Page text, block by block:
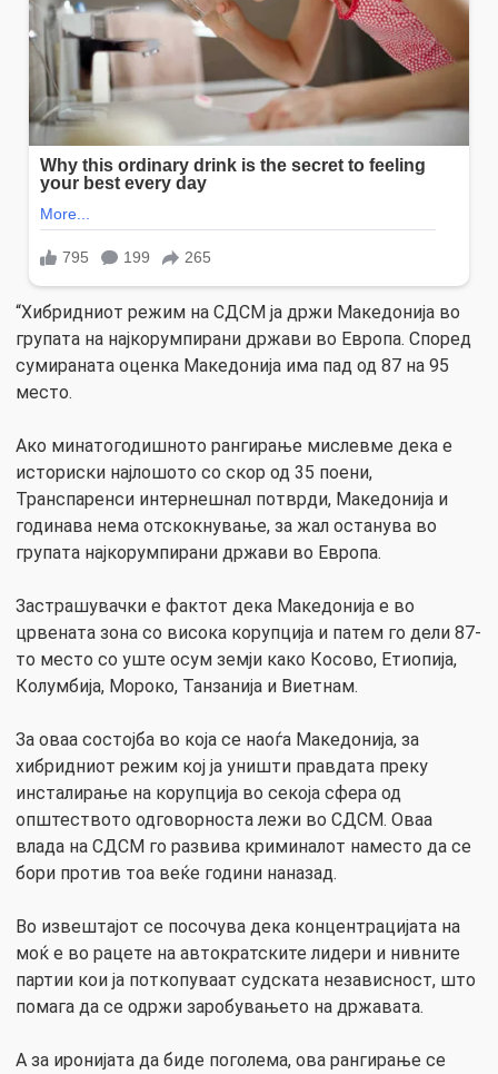
“Хибридниот режим на СДСМ ја држи Македонија во
групата на најкорумпирани држави во Европа. Според
сумираната оценка Македонија има пад од 87 на 95
место.
Ако минатогодишното рангирање мислевме дека е
историски најлошото со скор од 35 поени,
Транспаренси интернешнал потврди, Македонија и
годинава нема отскокнување, за жал останува во
групата најкорумпирани држави во Европа.
Застрашувачки е фактот дека Македонија е во
црвената зона со висока корупција и патем го дели 87-
то место со уште осум земји како Косово, Етиопија,
Колумбија, Мороко, Танзанија и Виетнам.
За оваа состојба во која се наоѓа Македонија, за
хибридниот режим кој ја уништи правдата преку
инсталирање на корупција во секоја сфера од
општеството одговорноста лежи во СДСМ. Оваа
влада на СДСМ го развива криминалот наместо да се
бори против тоа веќе години наназад.
Во извештајот се посочува дека концентрацијата на
моќ е во рацете на автократските лидери и нивните
партии кои ја поткопуваат судската независност, што
помага да се одржи заробувањето на државата.
А за иронијата да биде поголема, ова рангирање се